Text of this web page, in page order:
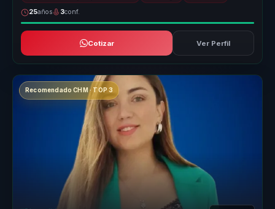
25años 3conf.
Cotizar Ver Perfil
Recomendado CHM · TOP 3